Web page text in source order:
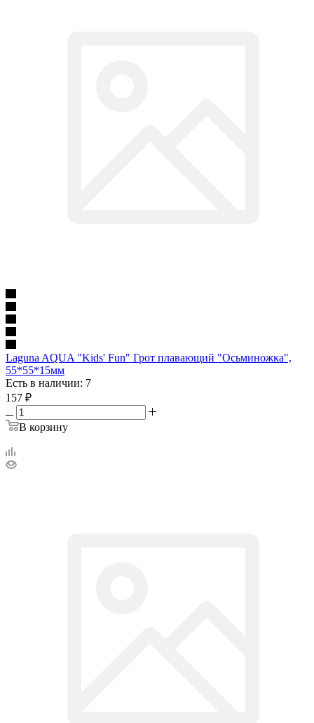
Laguna AQUA "Kids' Fun" Грот плавающий "Осьминожка",
55*55*15мм
Есть в наличии: 7
157 ₽
В корзину